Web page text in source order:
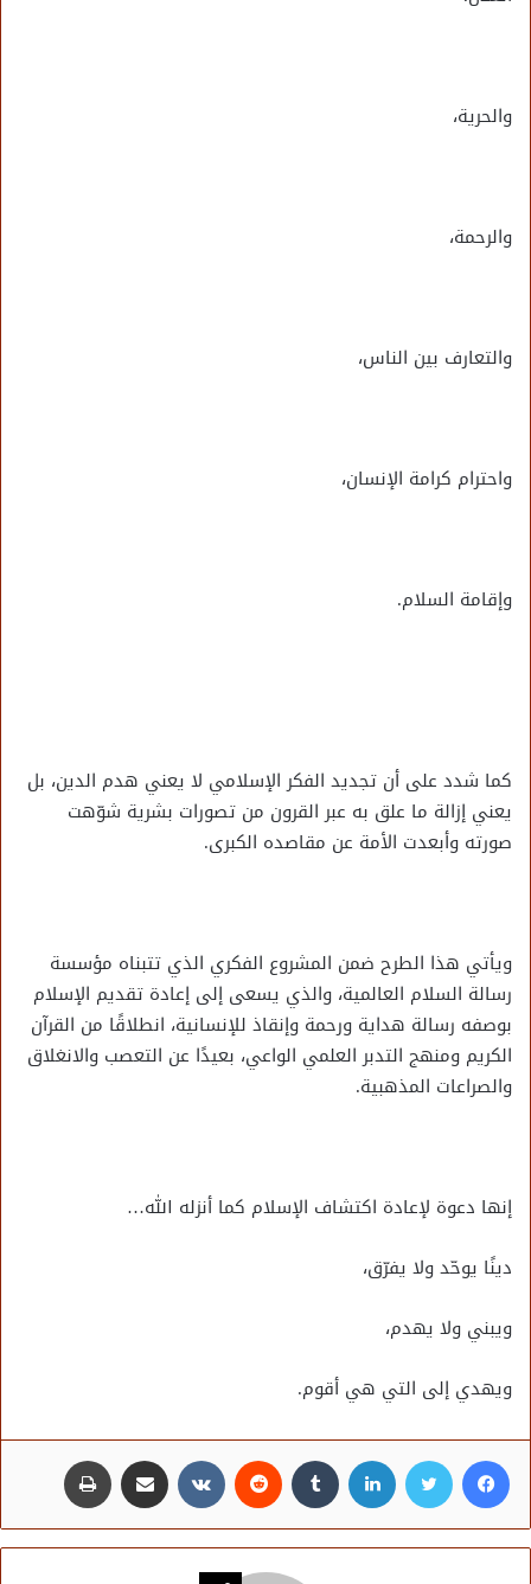
والحرية،
والرحمة،
والتعارف بين الناس،
واحترام كرامة الإنسان،
وإقامة السلام.
كما شدد على أن تجديد الفكر الإسلامي لا يعني هدم الدين، بل
يعني إزالة ما علق به عبر القرون من تصورات بشرية شوّهت
صورته وأبعدت الأمة عن مقاصده الكبرى.
ويأتي هذا الطرح ضمن المشروع الفكري الذي تتبناه مؤسسة
رسالة السلام العالمية، والذي يسعى إلى إعادة تقديم الإسلام
بوصفه رسالة هداية ورحمة وإنقاذ للإنسانية، انطلاقًا من القرآن
الكريم ومنهج التدبر العلمي الواعي، بعيدًا عن التعصب والانغلاق
والصراعات المذهبية.
إنها دعوة لإعادة اكتشاف الإسلام كما أنزله الله…
دينًا يوحّد ولا يفرّق،
ويبني ولا يهدم،
ويهدي إلى التي هي أقوم.
فيسبوك تويتر لينكدإن مشاركة عبر البريد